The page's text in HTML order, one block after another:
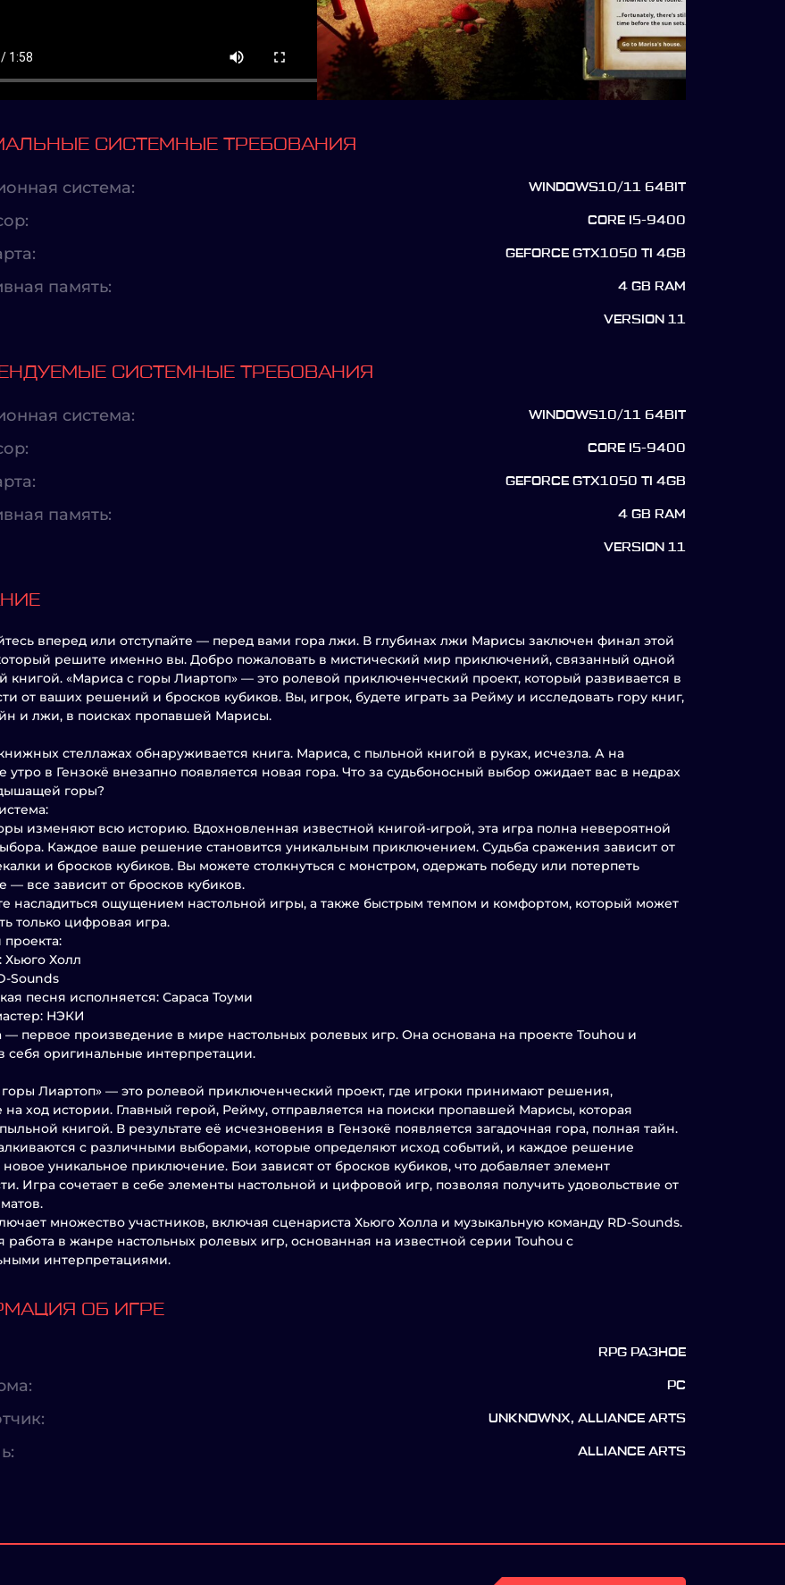
СИСТЕМНЫЕ ТРЕБОВАНИЯ
система: WINDOWS10/11 64BIT
CORE I5-9400
GEFORCE GTX1050 TI 4GB
память: 4 GB RAM
VERSION 11
СИСТЕМНЫЕ ТРЕБОВАНИЯ
система: WINDOWS10/11 64BIT
CORE I5-9400
GEFORCE GTX1050 TI 4GB
память: 4 GB RAM
VERSION 11
вперед или отступайте — перед вами гора лжи. В глубинах лжи Марисы заключен финал этой
решите именно вы. Добро пожаловать в мистический мир приключений, связанный одной
книгой. «Мариса с горы Лиартоп» — это ролевой приключенческий проект, который развивается в
от ваших решений и бросков кубиков. Вы, игрок, будете играть за Рейму и исследовать гору книг,
и лжи, в поисках пропавшей Марисы.
стеллажах обнаруживается книга. Мариса, с пыльной книгой в руках, исчезла. А на
утро в Гензокё внезапно появляется новая гора. Что за судьбоносный выбор ожидает вас в недрах
горы?
изменяют всю историю. Вдохновленная известной книгой-игрой, эта игра полна невероятной
Каждое ваше решение становится уникальным приключением. Судьба сражения зависит от
и бросков кубиков. Вы можете столкнуться с монстром, одержать победу или потерпеть
— все зависит от бросков кубиков.
насладиться ощущением настольной игры, а также быстрым темпом и комфортом, который может
только цифровая игра.
Холл
Sounds
песня исполняется: Сараса Тоуми
НЭКИ
— первое произведение в мире настольных ролевых игр. Она основана на проекте Touhou и
себя оригинальные интерпретации.
Лиартоп» — это ролевой приключенческий проект, где игроки принимают решения,
ход истории. Главный герой, Рейму, отправляется на поиски пропавшей Марисы, которая
книгой. В результате её исчезновения в Гензокё появляется загадочная гора, полная тайн.
с различными выборами, которые определяют исход событий, и каждое решение
новое уникальное приключение. Бои зависят от бросков кубиков, что добавляет элемент
Игра сочетает в себе элементы настольной и цифровой игр, позволяя получить удовольствие от
множество участников, включая сценариста Хьюго Холла и музыкальную команду RD-Sounds.
работа в жанре настольных ролевых игр, основанная на известной серии Touhou с
интерпретациями.
ОБ ИГРЕ
RPG РАЗНОЕ
PC
UNKNOWNX, ALLIANCE ARTS
ALLIANCE ARTS